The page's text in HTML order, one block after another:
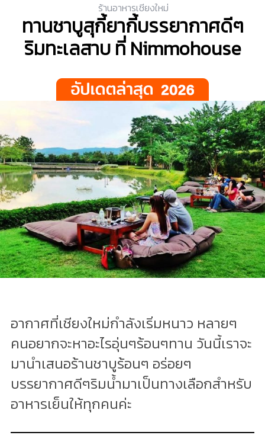
ร้านอาหารเชียงใหม่
ทานชาบูสุกี้ยากี้บรรยากาศดีๆ
ริมทะเลสาบ ที่ Nimmohouse
อากาศที่เชียงใหม่กำลังเริ่มหนาว หลายๆ
คนอยากจะหาอะไรอุ่นๆร้อนๆทาน วันนี้เราจะ
มานำเสนอร้านชาบูร้อนๆ อร่อยๆ
บรรยากาศดีๆริมน้ำมาเป็นทางเลือกสำหรับ
อาหารเย็นให้ทุกคนค่ะ